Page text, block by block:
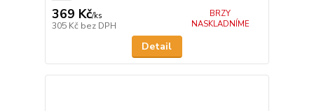
369 Kč/ks
305 Kč bez DPH
BRZY
NASKLADNÍME
Detail